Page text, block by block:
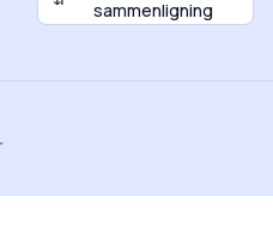
sammenligning